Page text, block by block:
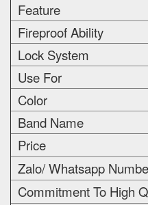
Feature
Fireproof Ability
Lock System
Use For
Color
Band Name
Price
Zalo/ Whatsapp
Commitment To High